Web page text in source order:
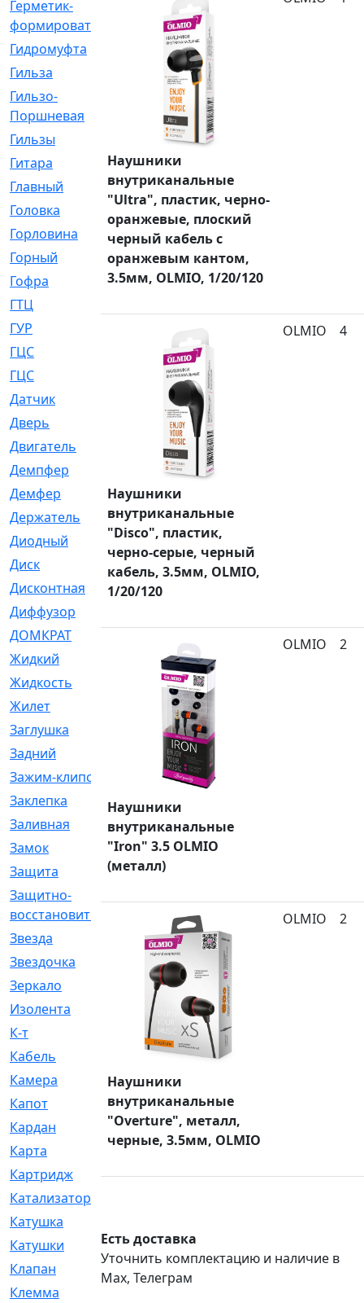
Герметик-
формирователь
Гидромуфта
[47]
Гильза
[56]
Гильзо-
Поршневая
Гильзы
[259]
Гитара
[7]
Главный
[29]
Головка
[28]
Горловина
[14]
Горный
[1]
Гофра
[86]
ГТЦ
ГУР
ГЦC
[6]
ГЦС
[74]
Датчик
[969]
Дверь
[249]
Двигатель
[64]
Демпфер
[2]
Демфер
[1]
Держатель
[5]
Диодный
[3]
Диск
[418]
Дисконтная
[1]
Диффузор
ДОМКРАТ
Жидкий
[5]
Жидкость
[80]
Жилет
Заглушка
[21]
Задний
[528]
Зажим-клипса
[1]
Заклепка
[1]
Заливная
[4]
Замок
[12]
Защита
[79]
Защитно-
восстановительный
Звезда
[1]
Звездочка
[5]
Зеркало
[369]
Изолента
[1]
К-т
[13]
Кабель
[50]
Камера
[4]
Капот
[144]
Кардан
[131]
Карта
[2]
Картридж
[250]
Катализатор
Катушка
Катушки
[291]
Клапан
[375]
Клемма
Наушники
внутриканальные
"Ultra", пластик, черно-
оранжевые, плоский
черный кабель с
оранжевым кантом,
3.5мм, OLMIO, 1/20/120
Наушники
внутриканальные
"Disco", пластик,
черно-серые, черный
кабель, 3.5мм, OLMIO,
1/20/120
OLMIO 4
Наушники
внутриканальные
"Iron" 3.5 OLMIO
(металл)
OLMIO 2
Наушники
внутриканальные
"Overture", металл,
черные, 3.5мм, OLMIO
OLMIO 2
Есть доставка
Уточнить комплектацию и наличие в
Max, Телеграм